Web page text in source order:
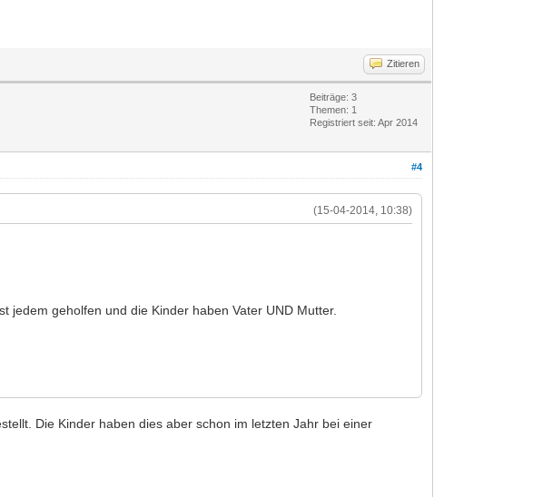
Zitieren
Beiträge: 3
Themen: 1
Registriert seit: Apr 2014
#4
(15-04-2014, 10:38)
jedem geholfen und die Kinder haben Vater UND Mutter.
Die Kinder haben dies aber schon im letzten Jahr bei einer